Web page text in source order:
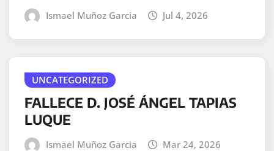
Ismael Muñoz Garcia Jul 4, 2026
UNCATEGORIZED
FALLECE D. JOSÉ ÁNGEL TAPIAS
LUQUE
Ismael Muñoz Garcia Mar 24, 2026